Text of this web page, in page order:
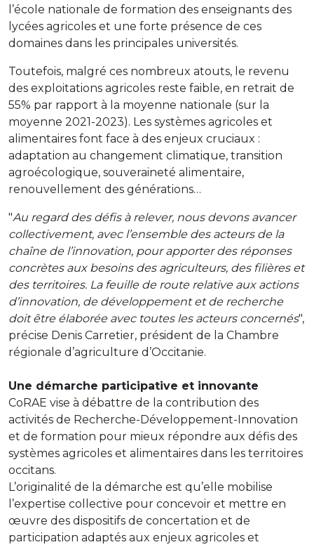
l’école nationale de formation des enseignants des
lycées agricoles et une forte présence de ces
domaines dans les principales universités.
Toutefois, malgré ces nombreux atouts, le revenu
des exploitations agricoles reste faible, en retrait de
55% par rapport à la moyenne nationale (sur la
moyenne 2021-2023). Les systèmes agricoles et
alimentaires font face à des enjeux cruciaux :
adaptation au changement climatique, transition
agroécologique, souveraineté alimentaire,
renouvellement des générations…
"Au regard des défis à relever, nous devons avancer
collectivement, avec l’ensemble des acteurs de la
chaîne de l’innovation, pour apporter des réponses
concrètes aux besoins des agriculteurs, des filières et
des territoires. La feuille de route relative aux actions
d’innovation, de développement et de recherche
doit être élaborée avec toutes les acteurs concernés",
précise Denis Carretier, président de la Chambre
régionale d’agriculture d’Occitanie.
Une démarche participative et innovante
CoRAE vise à débattre de la contribution des
activités de Recherche-Développement-Innovation
et de formation pour mieux répondre aux défis des
systèmes agricoles et alimentaires dans les territoires
occitans.
L’originalité de la démarche est qu’elle mobilise
l’expertise collective pour concevoir et mettre en
œuvre des dispositifs de concertation et de
participation adaptés aux enjeux agricoles et